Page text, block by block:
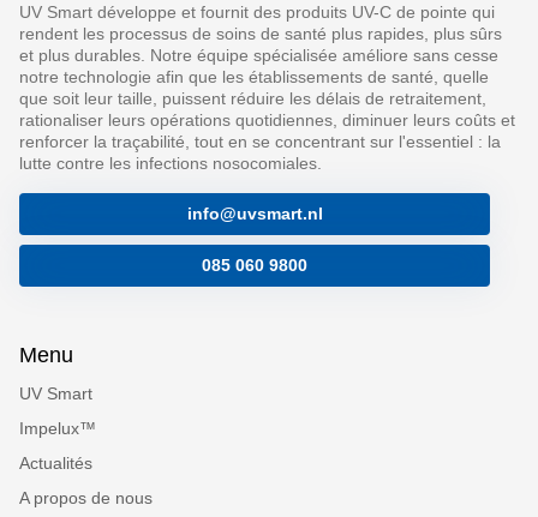
UV Smart développe et fournit des produits UV-C de pointe qui
rendent les processus de soins de santé plus rapides, plus sûrs
et plus durables. Notre équipe spécialisée améliore sans cesse
notre technologie afin que les établissements de santé, quelle
que soit leur taille, puissent réduire les délais de retraitement,
rationaliser leurs opérations quotidiennes, diminuer leurs coûts et
renforcer la traçabilité, tout en se concentrant sur l'essentiel : la
lutte contre les infections nosocomiales.
info@uvsmart.nl
085 060 9800
Menu
UV Smart
Impelux™
Actualités
A propos de nous